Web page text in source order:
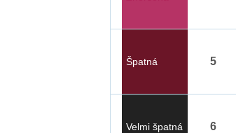
Špatná 5
Velmi špatná 6